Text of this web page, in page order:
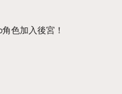
色加入後宮！